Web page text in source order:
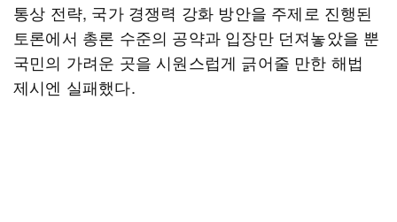
통상 전략, 국가 경쟁력 강화 방안을 주제로 진행된
토론에서 총론 수준의 공약과 입장만 던져놓았을 뿐
국민의 가려운 곳을 시원스럽게 긁어줄 만한 해법
제시엔 실패했다.